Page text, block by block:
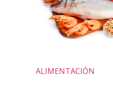
ALIMENTACIÓN